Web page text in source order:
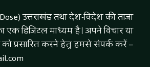
उत्तराखंड तथा देश-विदेश की ताजा
एक डिजिटल माध्यम है। अपने विचार या
को प्रसारित करने हेतु हमसे संपर्क करें –